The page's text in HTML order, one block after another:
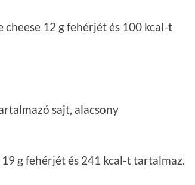
12 g fehérjét és 100 kcal-t
sajt, alacsony
g fehérjét és 241 kcal-t tartalmaz.